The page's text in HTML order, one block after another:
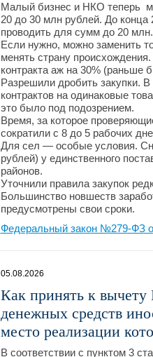
Малый бизнес и НКО теперь
20 до 30 млн рублей. До конца
проводить для сумм до 20 млн.
Если нужно, можно заменить
менять страну
контракта аж на 30% (раньше
Разрешили дробить закупки.
контрактов на одинаковые
это было под подозрением.
Время, за которое
сократили с 8 до 5 рабочих
Для сел — особые условия.
рублей) у единственного
районов.
Уточнили правила закупок
Большинство новшеств
предусмотрены свои сроки.
Федеральный закон №279-ФЗ
05.08.2026
Как принять к
денежных средств
место реализации
В соответствии с пунктом 3